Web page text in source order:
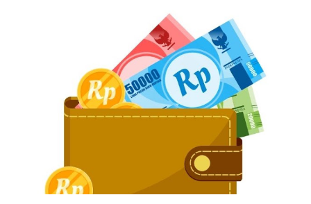
bikin pelanggan frustasi. Nah, biar gak ketinggalan dan
ditinggal recruiter, yuk simak cara belajar touch typing
yang cepat, gratis, dan 100% bisa dilakukan siapa aja—even
yang gaptek sekalipun. Kenapa Skill Mengetik Itu Penting
Buat CS dan Job Online Lainnya? Di dunia kerja digital
sekarang, kecepatan dan ketepatan adalah segalanya. Gak
cuma buat call center, tapi juga buat virtual assistant, admin
remote, customer service e-commerce, bahkan freelance
data entry. Semuanya butuh skil...